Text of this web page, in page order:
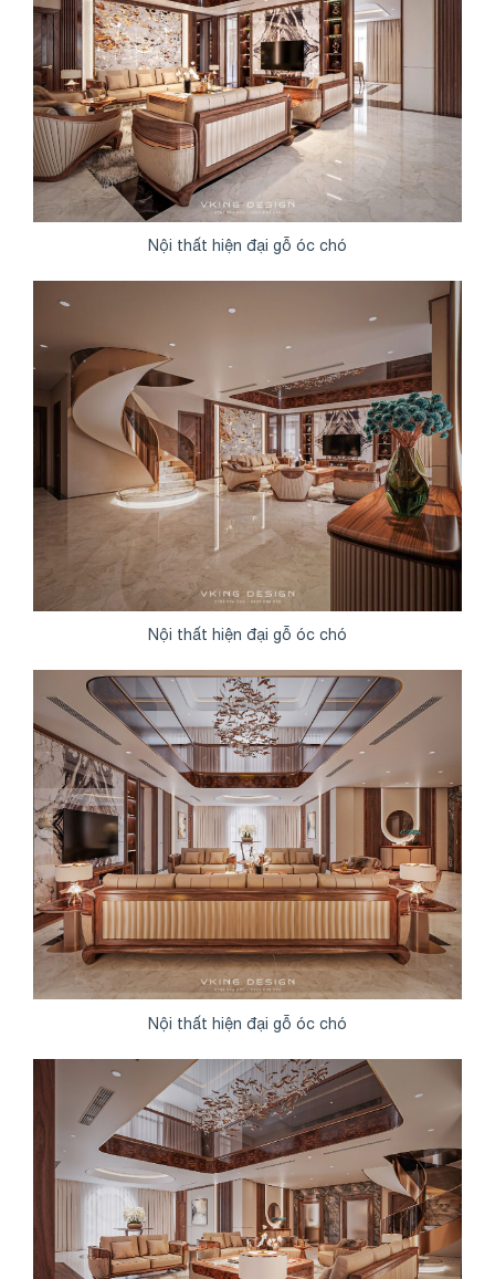
Nội thất hiện đại gỗ óc chó
Nội thất hiện đại gỗ óc chó
Nội thất hiện đại gỗ óc chó